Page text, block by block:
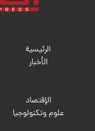
الرئيسية
الأخبار
الإقتصاد
علوم وتكنولوجيا